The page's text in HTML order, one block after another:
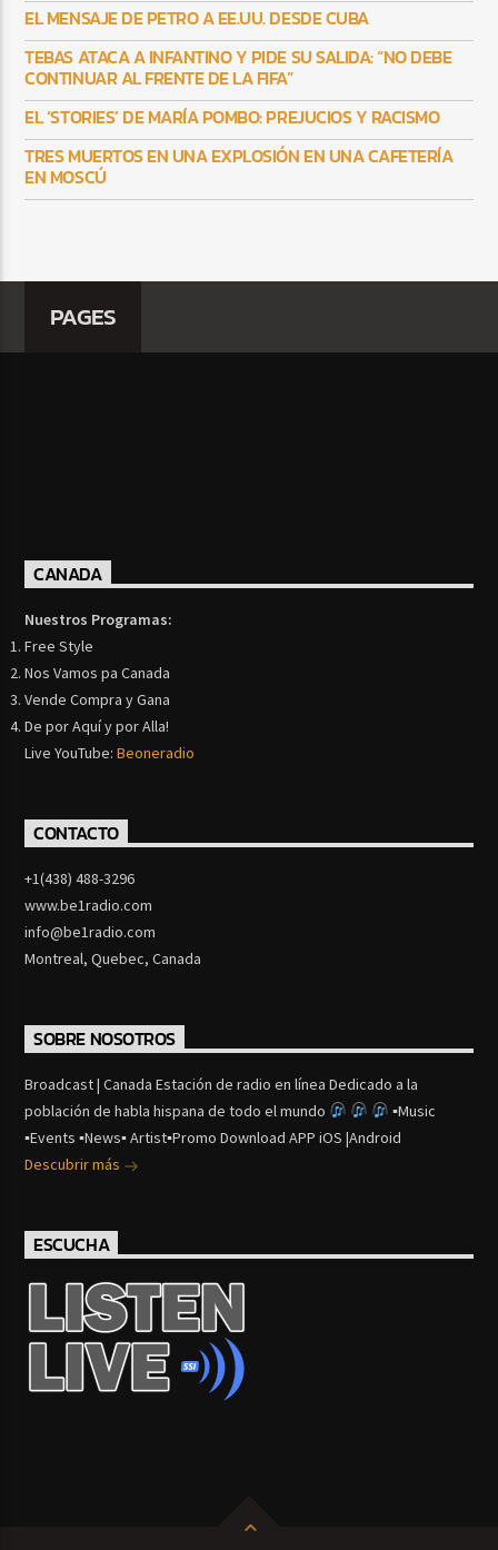
EL MENSAJE DE PETRO A EE.UU. DESDE CUBA
TEBAS ATACA A INFANTINO Y PIDE SU SALIDA: “NO DEBE
CONTINUAR AL FRENTE DE LA FIFA”
EL ‘STORIES’ DE MARÍA POMBO: PREJUCIOS Y RACISMO
TRES MUERTOS EN UNA EXPLOSIÓN EN UNA CAFETERÍA
EN MOSCÚ
PAGES
CANADA
Nuestros Programas:
Free Style
Nos Vamos pa Canada
Vende Compra y Gana
De por Aquí y por Alla!
Live YouTube:Beoneradio
CONTACTO
+1(438) 488-3296
www.be1radio.com
info@be1radio.com
Montreal, Quebec, Canada
SOBRE NOSOTROS
Broadcast | Canada Estación de radio en línea Dedicado a la
población de habla hispana de todo el mundo
▪Music
▪Events ▪News▪ Artist▪Promo Download APP iOS |Android
Descubrir más
ESCUCHA